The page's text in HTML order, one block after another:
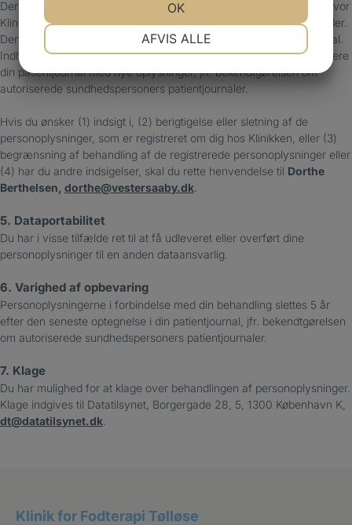
Der kan efter persondataforordningen være konkrete situationer, hvor
Klinikken ikke er forplig-tet til at efterkomme ovenstående rettigheder.
Dertil er det ulovligt at slette eller rette indholdet af din patientjournal.
Indholdet af din patientjournal kan derfor kun ændres ved at opdatere
din patientjournal med nye oplysninger, jfr. bekendtgørelsen om
autoriserede sundhedspersoners patientjournaler.
Hvis du ønsker (1) indsigt i, (2) berigtigelse eller sletning af de
personoplysninger, som er registreret om dig hos Klinikken, eller (3)
begrænsning af behandling af de registrerede personoplysninger eller
(4) har du andre indsigelser, skal du rette henvendelse til Dorthe
Berthelsen, dorthe@vestersaaby.dk
5. Dataportabilitet
Du har i visse tilfælde ret til at få udleveret eller overført dine
personoplysninger til en anden dataansvarlig.
6. Varighed af opbevaring
Personoplysningerne i forbindelse med din behandling slettes 5 år
efter den seneste optegnelse i din patientjournal, jfr. bekendtgørelsen
om autoriserede sundhedspersoners patientjournaler.
7. Klage
Du har mulighed for at klage over behandlingen af personoplysninger.
Klage indgives til Datatilsynet, Borgergade 28, 5, 1300 København K,
dt@datatilsynet.dk
Klinik for Fodterapi Tølløse
MARKETING STATISTIK
AFVIS ALLE
OK